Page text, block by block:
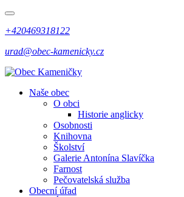
+420469318122
urad@obec-kamenicky.cz
Naše obec
O obci
Historie anglicky
Osobnosti
Knihovna
Školství
Galerie Antonína Slavíčka
Farnost
Pečovatelská služba
Obecní úřad